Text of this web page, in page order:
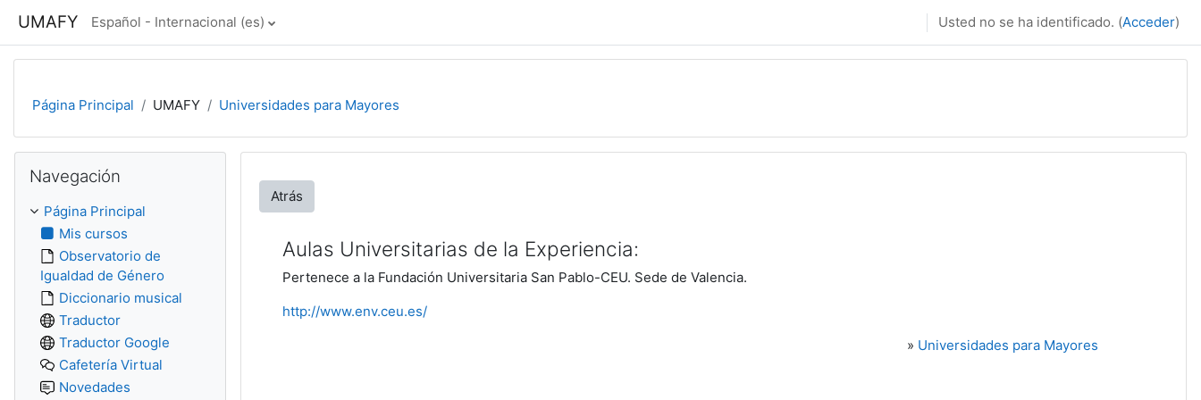
UMAFY Español - Internacional ‎(es)‎ Usted no se ha identificado. (Acceder)
Página Principal UMAFY Universidades para Mayores
Atrás
Aulas Universitarias de la Experiencia:
Pertenece a la Fundación Universitaria San Pablo-CEU. Sede de Valencia.
http://www.env.ceu.es/
» Universidades para Mayores
Navegación
Página Principal
Mis cursos
Observatorio de
Igualdad de Género
Diccionario musical
Traductor
Traductor Google
Cafetería Virtual
Novedades